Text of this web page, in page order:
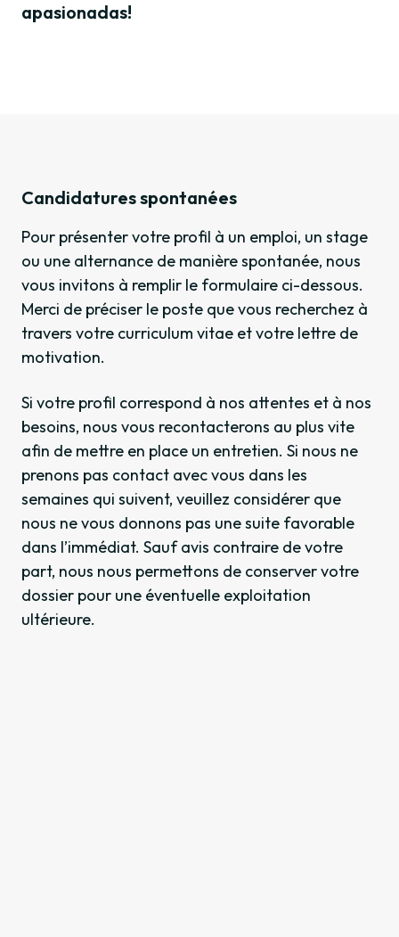
apasionadas!
Candidatures spontanées
Pour présenter votre profil à un emploi, un stage
ou une alternance de manière spontanée, nous
vous invitons à remplir le formulaire ci-dessous.
Merci de préciser le poste que vous recherchez à
travers votre curriculum vitae et votre lettre de
motivation.
Si votre profil correspond à nos attentes et à nos
besoins, nous vous recontacterons au plus vite
afin de mettre en place un entretien. Si nous ne
prenons pas contact avec vous dans les
semaines qui suivent, veuillez considérer que
nous ne vous donnons pas une suite favorable
dans l’immédiat. Sauf avis contraire de votre
part, nous nous permettons de conserver votre
dossier pour une éventuelle exploitation
ultérieure.